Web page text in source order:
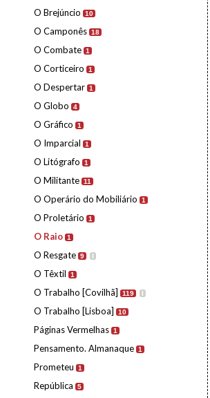
O Brejúncio 10
O Camponês 18
O Combate 1
O Corticeiro 1
O Despertar 1
O Globo 4
O Gráfico 1
O Imparcial 1
O Litógrafo 1
O Militante 11
O Operário do Mobiliário 1
O Proletário 1
O Raio 1
O Resgate 9 I
O Têxtil 1
O Trabalho [Covilhã] 119 I
O Trabalho [Lisboa] 10
Páginas Vermelhas 1
Pensamento. Almanaque 1
Prometeu 1
República 5